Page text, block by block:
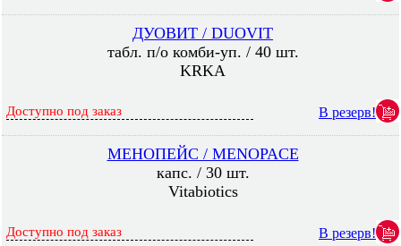
ДУОВИТ / DUOVIT
табл. п/о комби-уп. / 40 шт.
KRKA
Доступно под заказ В резерв!
МЕНОПЕЙС / MENOPACE
капс. / 30 шт.
Vitabiotics
Доступно под заказ В резерв!